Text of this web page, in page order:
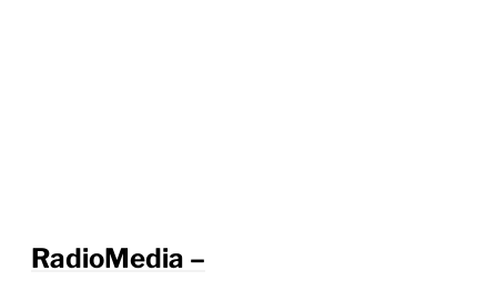
RadioMedia –